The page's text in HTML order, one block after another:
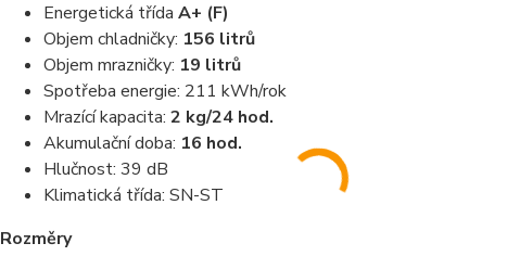
Energetická třída A+ (F)
Objem chladničky: 156 litrů
Objem mrazničky: 19 litrů
Spotřeba energie: 211 kWh/rok
Mrazící kapacita: 2 kg/24 hod.
Akumulační doba: 16 hod.
Hlučnost: 39 dB
Klimatická třída: SN-ST
Rozměry